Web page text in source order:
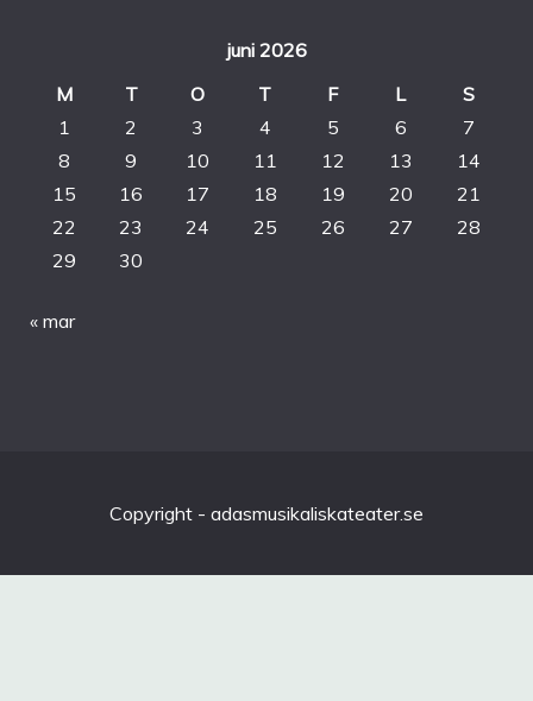
juni 2026
M
T O T F L
S
1
2 3 4 5 6
7
8
9 10 11 12 13
14
15
16 17 18 19 20
21
22
23 24 25 26 27
28
29
30
« mar
Copyright - adasmusikaliskateater.se